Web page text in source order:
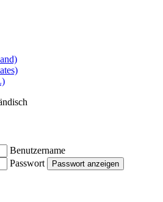
Benutzername
Passwort
Passwort anzeigen